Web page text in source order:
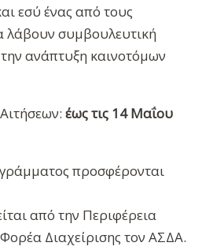
εσύ ένας από τους
συμβουλευτική
ανάπτυξη καινοτόμων
έως τις 14 Μαΐου
προσφέρονται
από την Περιφέρεια
Διαχείρισης τον ΑΣΔΑ.